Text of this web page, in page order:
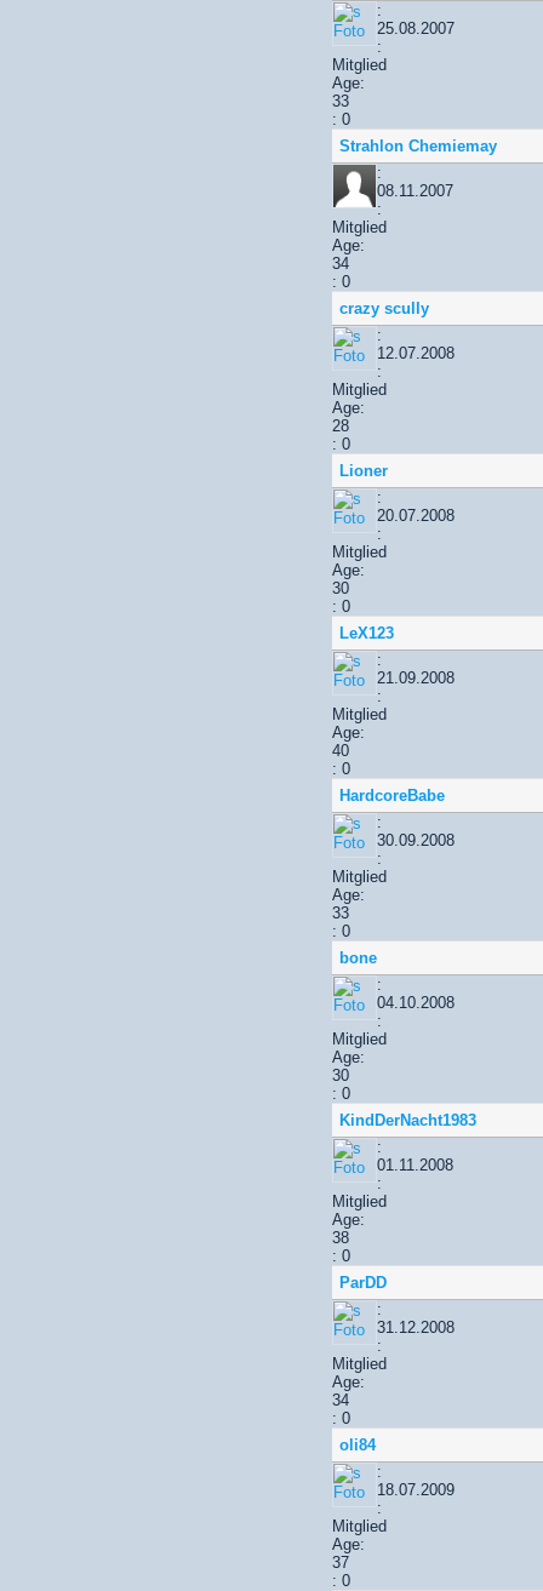
:
25.08.2007
:
Mitglied
Age:
33
: 0
Strahlon Chemiemay
:
08.11.2007
:
Mitglied
Age:
34
: 0
crazy scully
:
12.07.2008
:
Mitglied
Age:
28
: 0
Lioner
:
20.07.2008
:
Mitglied
Age:
30
: 0
LeX123
:
21.09.2008
:
Mitglied
Age:
40
: 0
HardcoreBabe
:
30.09.2008
:
Mitglied
Age:
33
: 0
bone
:
04.10.2008
:
Mitglied
Age:
30
: 0
KindDerNacht1983
:
01.11.2008
:
Mitglied
Age:
38
: 0
ParDD
:
31.12.2008
:
Mitglied
Age:
34
: 0
oli84
:
18.07.2009
:
Mitglied
Age:
37
: 0